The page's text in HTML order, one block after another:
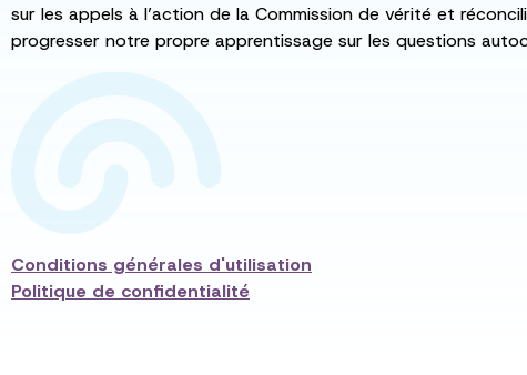
sur les appels à l’action de la Commission de vérité et
progresser notre propre apprentissage sur les questions
Conditions générales d'utilisation
Politique de confidentialité